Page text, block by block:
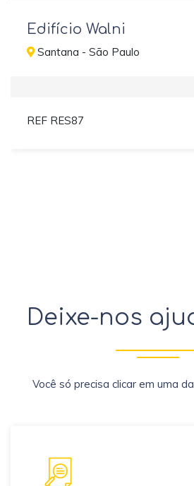
Edifício Walni
Santana - São Paulo
REF RES87
Deixe-nos
Você só precisa clicar em uma